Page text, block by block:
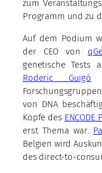
zum
Programm und zu
Auf dem Podium
der CEO von
genetische Tests
Roderic Guigó
von DNA
Köpfe des ENCODE
erst Thema war.
Belgien wird
des direct-to-